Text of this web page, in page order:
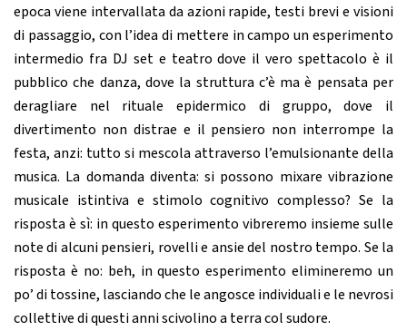
epoca viene intervallata da azioni rapide, testi brevi e visioni
di passaggio, con l’idea di mettere in campo un esperimento
intermedio fra DJ set e teatro dove il vero spettacolo è il
pubblico che danza, dove la struttura c’è ma è pensata per
deragliare nel rituale epidermico di gruppo, dove il
divertimento non distrae e il pensiero non interrompe la
festa, anzi: tutto si mescola attraverso l’emulsionante della
musica. La domanda diventa: si possono mixare vibrazione
musicale istintiva e stimolo cognitivo complesso? Se la
risposta è sì: in questo esperimento vibreremo insieme sulle
note di alcuni pensieri, rovelli e ansie del nostro tempo. Se la
risposta è no: beh, in questo esperimento elimineremo un
po’ di tossine, lasciando che le angosce individuali e le nevrosi
collettive di questi anni scivolino a terra col sudore.